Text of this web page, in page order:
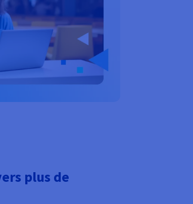
plus de